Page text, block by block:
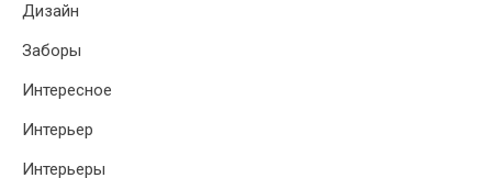
Дизайн
Заборы
Интересное
Интерьер
Интерьеры